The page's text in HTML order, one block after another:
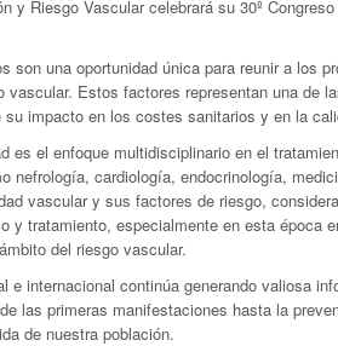
y Riesgo Vascular celebrará su 30º
son una oportunidad única para reunir a los
vascular. Estos factores representan una de
impacto en los costes sanitarios y en la
es el enfoque multidisciplinario en el
nefrología, cardiología, endocrinología,
vascular y sus factores de riesgo,
y tratamiento, especialmente en esta época
del riesgo vascular.
e internacional continúa generando valiosa
las primeras manifestaciones hasta la
de nuestra población.